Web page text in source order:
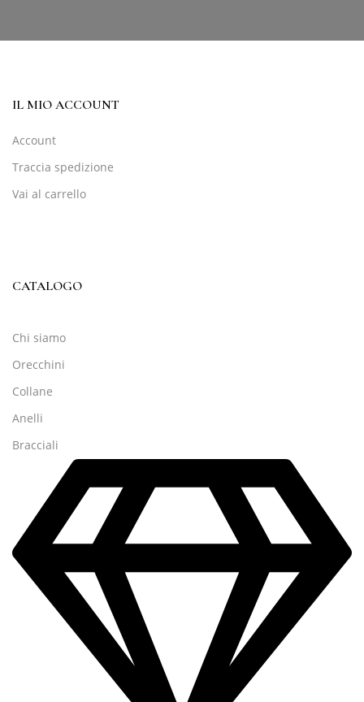
IL MIO ACCOUNT
Account
Traccia spedizione
Vai al carrello
CATALOGO
Chi siamo
Orecchini
Collane
Anelli
Bracciali